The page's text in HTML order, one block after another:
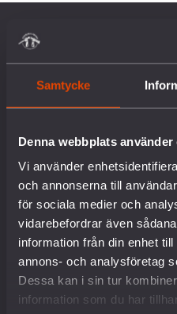
Samtycke
Denna webbplats använder
Vi använder
och annonserna till
för sociala medier och
vidarebefordrar även
information från din enhet
annons- och analysföretag
Dessa kan i sin tur
information som du har
OM OSS
Vår historia
Vision & Uppdrag
Föreningsinformation
Lediga tjänster
English
Kontakt
Pressrum
VAD VI GÖR